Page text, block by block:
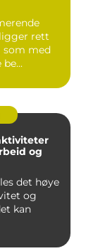
rett
som med
og
det høye
og
kan